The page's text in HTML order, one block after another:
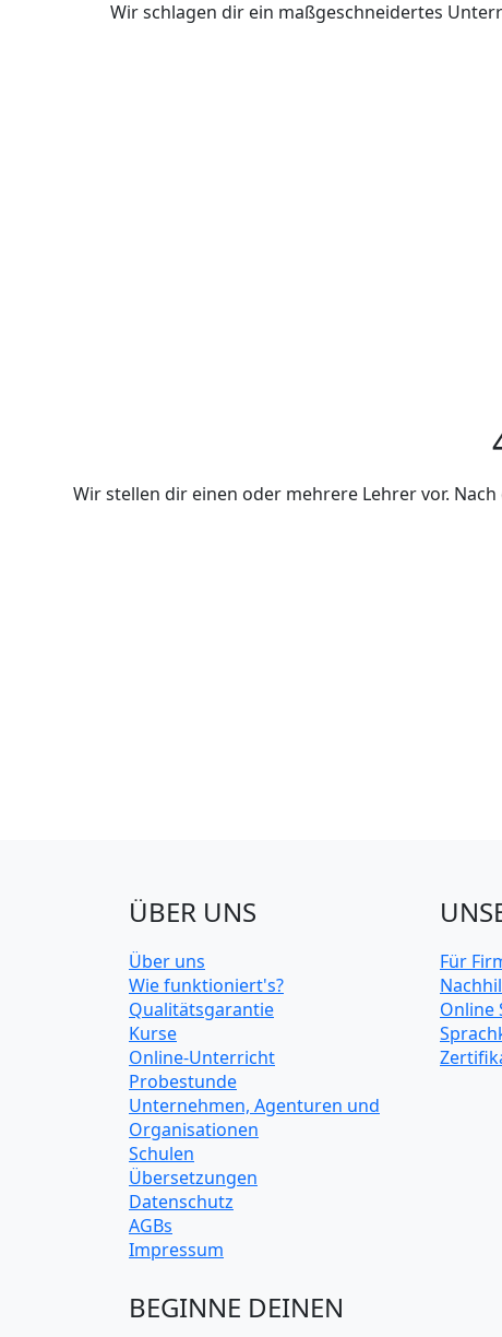
Wir schlagen dir ein maßgeschneidertes
Wir stellen dir einen oder mehrere Lehrer vor.
ÜBER UNS
Über uns
Wie funktioniert's?
Qualitätsgarantie
Kurse
Online-Unterricht
Probestunde
Unternehmen, Agenturen und
Organisationen
Schulen
Übersetzungen
Datenschutz
AGBs
Impressum
BEGINNE DEINEN
Für
Online